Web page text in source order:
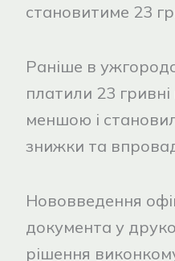
становитиме 23
Раніше в
платили 23 гривні
меншою і
знижки та
Нововведення
документа у
рішення